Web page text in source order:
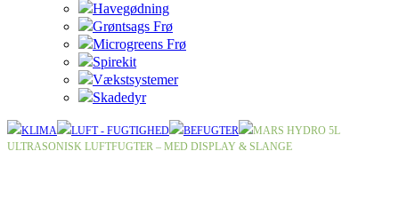
Havegødning
Grøntsags Frø
Microgreens Frø
Spirekit
Vækstsystemer
Skadedyr
KLIMA LUFT - FUGTIGHED BEFUGTER
MARS HYDRO 5L
ULTRASONISK LUFTFUGTER – MED DISPLAY & SLANGE